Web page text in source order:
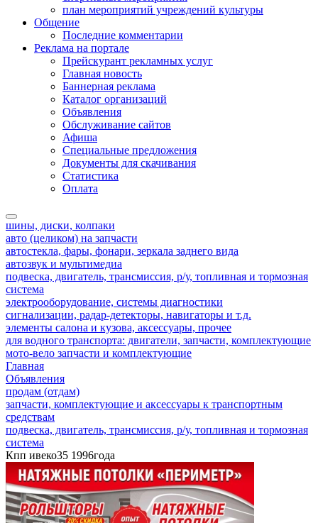
план мероприятий учреждений культуры
Общение
Последние комментарии
Реклама на портале
Прейскурант рекламных услуг
Главная новость
Баннерная реклама
Каталог организаций
Объявления
Обслуживание сайтов
Афиша
Специальные предложения
Документы для скачивания
Статистика
Оплата
шины, диски, колпаки
авто (целиком) на запчасти
автостекла, фары, фонари, зеркала заднего вида
автозвук и мультимедиа
подвеска, двигатель, трансмиссия, р/у, топливная и тормозная
система
электрооборудование, системы диагностики
сигнализации, радар-детекторы, навигаторы и т.д.
элементы салона и кузова, аксессуары, прочее
для водного транспорта: двигатели, запчасти, комплектующие
мото-вело запчасти и комплектующие
Главная
Объявления
продам (отдам)
запчасти, комплектующие и аксессуары к транспортным
средствам
подвеска, двигатель, трансмиссия, р/у, топливная и тормозная
система
Кпп ивеко35 1996года